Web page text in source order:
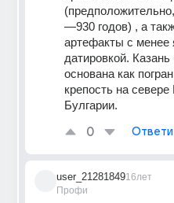
—930 годов) , а
артефакты с менее
датировкой.
основана как
крепость на
Булгарии.
0
user_21281849
Профи
16лет